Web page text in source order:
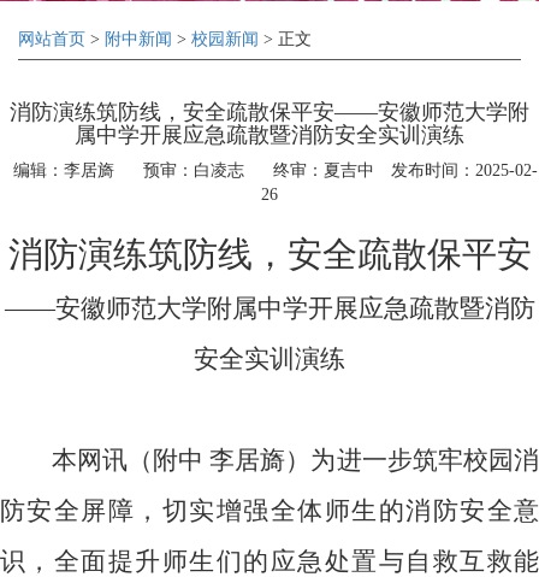
网站首页 > 附中新闻 > 校园新闻 > 正文
消防演练筑防线，安全疏散保平安——安徽师范大学附
属中学开展应急疏散暨消防安全实训演练
编辑：李居旖 预审：白凌志 终审：夏吉中
发布时间：2025-02-
26
消防演练筑防线，安全疏散保平安
——安徽师范大学附属中学开展应急疏散暨消防
安全实训演练
本网讯（附中 李居旖）为进一步筑牢校园消
防安全屏障，切实增强全体师生的消防安全意
识，全面提升师生们的应急处置与自救互救能